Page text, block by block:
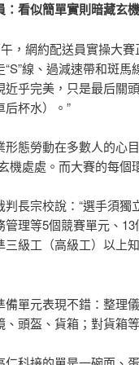
：看似簡單實則暗藏玄機
，網約配送員實操大
“S”線、過減速帶和斑
近乎完美，只是最后關
后杯水）。”
形態勞動在多數人的心
機處處。而大賽的每個
判長宗校說：“選手須獨
管理等5個競賽單元、
三級工（高級工）以上
備單元表現不錯：整理
、頭盔、貨箱；對貨箱